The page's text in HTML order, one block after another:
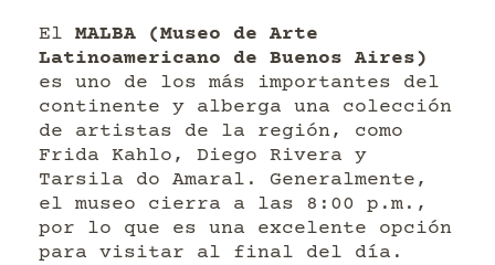
El MALBA (Museo de Arte
Latinoamericano de Buenos Aires)
es uno de los más importantes del
continente y alberga una colección
de artistas de la región, como
Frida Kahlo, Diego Rivera y
Tarsila do Amaral. Generalmente,
el museo cierra a las 8:00 p.m.,
por lo que es una excelente opción
para visitar al final del día.